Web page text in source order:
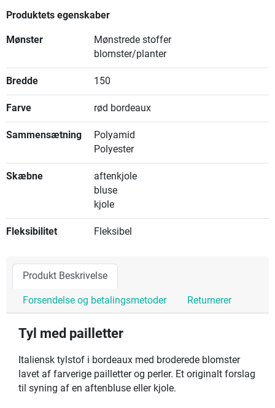
Produktets egenskaber
Mønster
Mønstrede stoffer
blomster/planter
Bredde 150
Farve rød bordeaux
Sammensætning
Polyamid
Polyester
Skæbne
aftenkjole
bluse
kjole
Fleksibilitet Fleksibel
Produkt Beskrivelse
Forsendelse og betalingsmetoder Returnerer
Tyl med pailletter
Italiensk tylstof i bordeaux med broderede blomster
lavet af farverige pailletter og perler. Et originalt forslag
til syning af en aftenbluse eller kjole.